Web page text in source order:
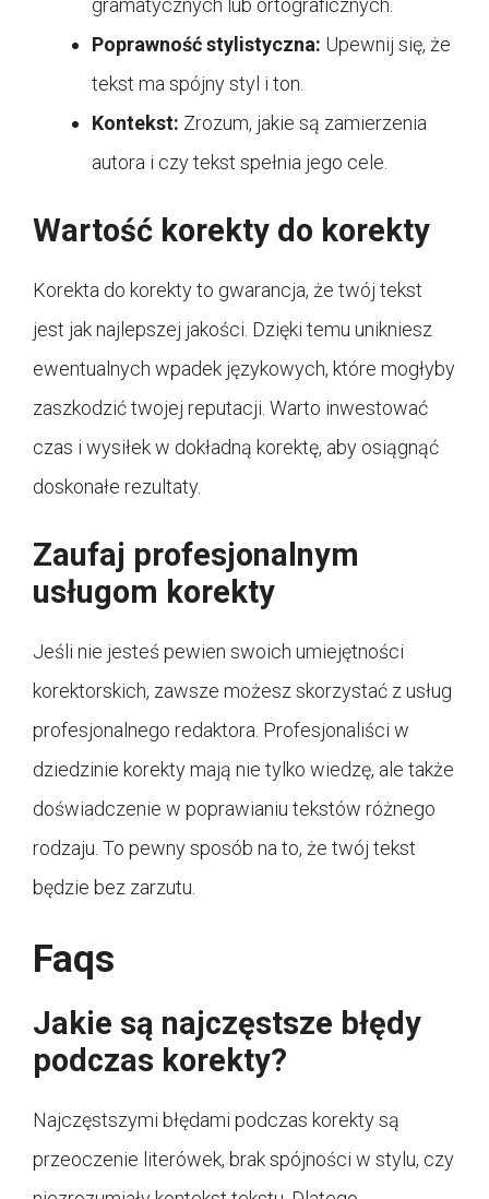
gramatycznych lub ortograficznych.
Poprawność stylistyczna: Upewnij się, że
tekst ma spójny styl i ton.
Kontekst: Zrozum, jakie są zamierzenia
autora i czy tekst spełnia jego cele.
Wartość korekty do korekty
Korekta do korekty to gwarancja, że twój tekst
jest jak najlepszej jakości. Dzięki temu unikniesz
ewentualnych wpadek językowych, które mogłyby
zaszkodzić twojej reputacji. Warto inwestować
czas i wysiłek w dokładną korektę, aby osiągnąć
doskonałe rezultaty.
Zaufaj profesjonalnym
usługom korekty
Jeśli nie jesteś pewien swoich umiejętności
korektorskich, zawsze możesz skorzystać z usług
profesjonalnego redaktora. Profesjonaliści w
dziedzinie korekty mają nie tylko wiedzę, ale także
doświadczenie w poprawianiu tekstów różnego
rodzaju. To pewny sposób na to, że twój tekst
będzie bez zarzutu.
Faqs
Jakie są najczęstsze błędy
podczas korekty?
Najczęstszymi błędami podczas korekty są
przeoczenie literówek, brak spójności w stylu, czy